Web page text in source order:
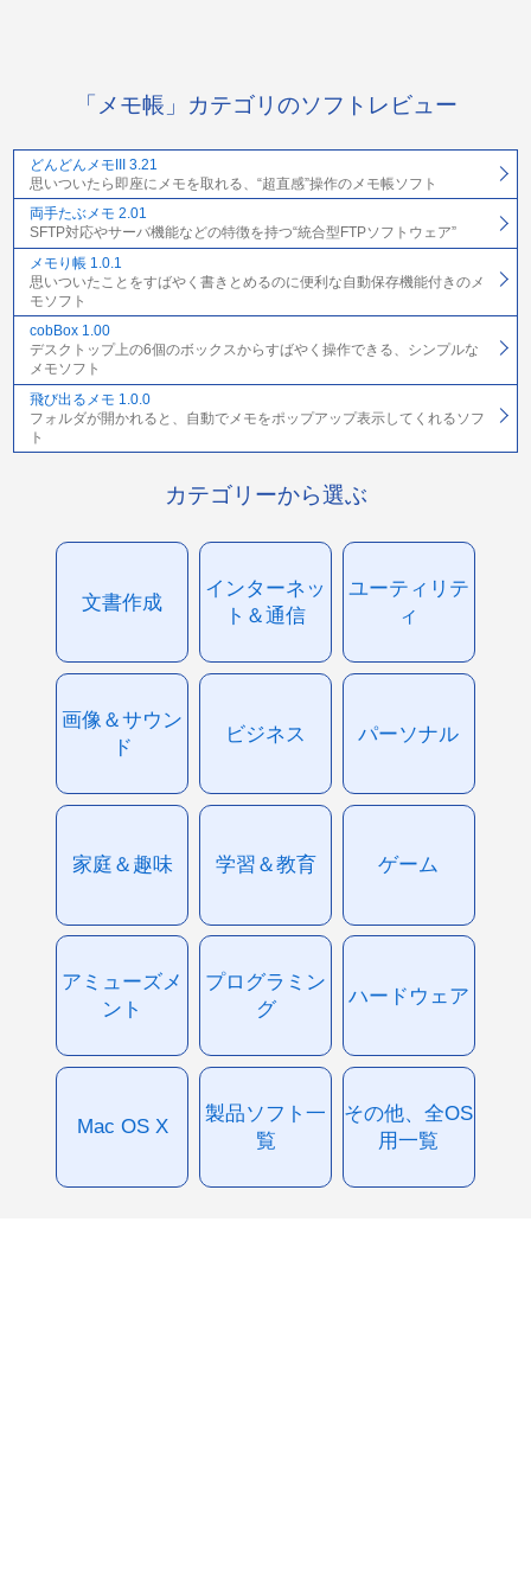
「メモ帳」カテゴリのソフトレビュー
どんどんメモIII 3.21
思いついたら即座にメモを取れる、“超直感”操作のメモ帳ソフト
両手たぶメモ 2.01
SFTP対応やサーバ機能などの特徴を持つ“統合型FTPソフトウェア”
メモり帳 1.0.1
思いついたことをすばやく書きとめるのに便利な自動保存機能付きのメ
モソフト
cobBox 1.00
デスクトップ上の6個のボックスからすばやく操作できる、シンプルな
メモソフト
飛び出るメモ 1.0.0
フォルダが開かれると、自動でメモをポップアップ表示してくれるソフ
ト
カテゴリーから選ぶ
文書作成
インターネッ
ト＆通信
ユーティリテ
ィ
画像＆サウン
ド
ビジネス パーソナル
家庭＆趣味 学習＆教育 ゲーム
アミューズメ
ント
プログラミン
グ
ハードウェア
Mac OS X
製品ソフト一
覧
その他、全OS
用一覧